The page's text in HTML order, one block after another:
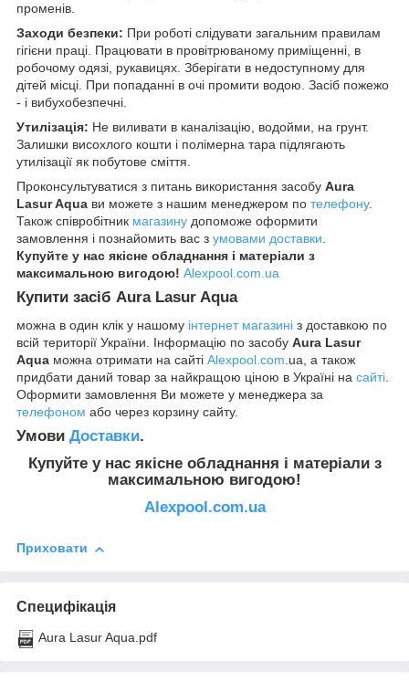
променів.
Заходи безпеки: При роботі слідувати загальним правилам
гігієни праці. Працювати в провітрюваному приміщенні, в
робочому одязі, рукавицях. Зберігати в недоступному для
дітей місці. При попаданні в очі промити водою. Засіб пожежо
- і вибухобезпечні.
Утилізація: Не виливати в каналізацію, водойми, на грунт.
Залишки висохлого кошти і полімерна тара підлягають
утилізації як побутове сміття.
Проконсультуватися з питань використання засобу Aura
Lasur Aqua ви можете з нашим менеджером по телефону.
Також співробітник магазину допоможе оформити
замовлення і познайомить вас з умовами доставки.
Купуйте у нас якісне обладнання і матеріали з
максимальною вигодою! Alexpool.com.ua
Купити засіб Aura Lasur Aqua
можна в один клік у нашому інтернет магазині з доставкою по
всій території України. Інформацію по засобу Aura Lasur
Aqua можна отримати на сайті Alexpool.com .ua, а також
придбати даний товар за найкращою ціною в Україні на сайті
Оформити замовлення Ви можете у менеджера за
телефоном або через корзину сайту.
Умови Доставки.
Купуйте у нас якісне обладнання і матеріализ
максимальною вигодою!
Alexpool.com.ua
Приховати
Специфікація
Aura Lasur Aqua.pdf